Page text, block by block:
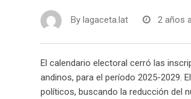
By lagaceta.lat 2 años
El calendario electoral cerró las
andinos, para el período 2025-2029.
políticos, buscando la reducción del